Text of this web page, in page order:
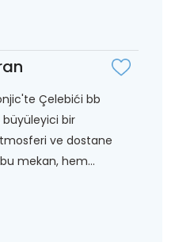
Çelebići bb
bir
ve dostane
mekan, hem...